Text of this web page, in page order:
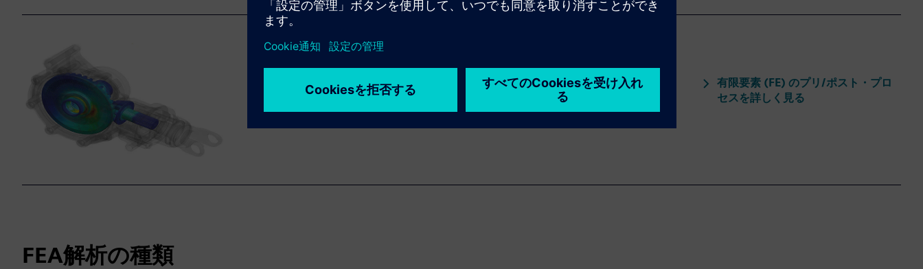
ポストプロセス
ソルバー処理の後、レポート、測定モニター、プロット図、2D/3D画像やアニメーショ
ンなどによりシミュレーション結果を視覚化し、定性的および定量的に解析します。結
有限要素 (FE) のプリ/ポスト・プロ
セスを詳しく見る
FEA解析の種類